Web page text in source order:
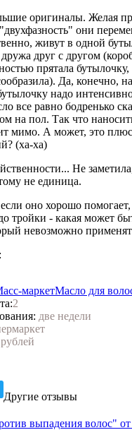
оригиналы. Желая
они
живут в одной
друг с другом
прятала бутылочку,
Да, конечно,
надо
все равно бодренько
на пол. Так что
мимо. А может, это
(ха-ха)
Не
не единица.
оно хорошо
тройки - какая может
невозможно
маркетМасло для
2
две недели
Другие отзывы